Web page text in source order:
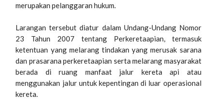
merupakan pelanggaran hukum.
Larangan tersebut diatur dalam Undang-Undang Nomor
23 Tahun 2007 tentang Perkeretaapian, termasuk
ketentuan yang melarang tindakan yang merusak sarana
dan prasarana perkeretaapian serta melarang masyarakat
berada di ruang manfaat jalur kereta api atau
menggunakan jalur untuk kepentingan di luar operasional
kereta.